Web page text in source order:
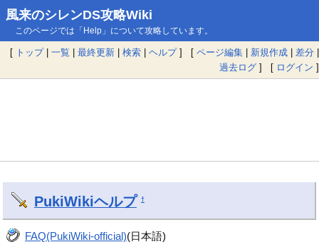
風来のシレンDS攻略Wiki
このページでは「Help」について攻略しています。
[ トップ| 一覧 | 最終更新 | 検索 | ヘルプ] [ ページ編集 | 新規作成 | 差分 |
過去ログ ] [ ログイン ]
PukiWikiヘルプ †
FAQ(PukiWiki-official)(日本語)